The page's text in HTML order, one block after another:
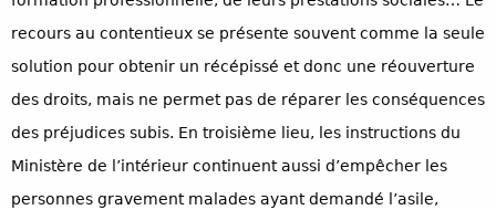
recours au contentieux se présente souvent comme la seule
solution pour obtenir un récépissé et donc une réouverture
des droits, mais ne permet pas de réparer les conséquences
des préjudices subis. En troisième lieu, les instructions du
Ministère de l’intérieur continuent aussi d’empêcher les
personnes gravement malades ayant demandé l’asile,